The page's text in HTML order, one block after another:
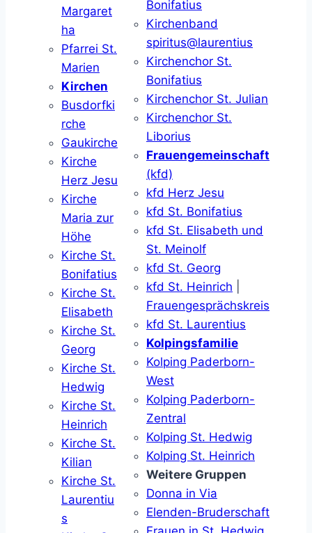
Margaret
ha
Pfarrei St.
Marien
Kirchen
Busdorfki
rche
Gaukirche
Kirche
Herz Jesu
Kirche
Maria zur
Höhe
Kirche St.
Bonifatius
Kirche St.
Elisabeth
Kirche St.
Georg
Kirche St.
Hedwig
Kirche St.
Heinrich
Kirche St.
Kilian
Kirche St.
Laurentiu
s
Bonifatius
Kirchenband
spiritus@laurentius
Kirchenchor St.
Bonifatius
Kirchenchor St. Julian
Kirchenchor St.
Liborius
Frauengemeinschaft
(kfd)
kfd Herz Jesu
kfd St. Bonifatius
kfd St. Elisabeth und
St. Meinolf
kfd St. Georg
kfd St. Heinrich
Frauengesprächskreis
kfd St. Laurentius
Kolpingsfamilie
Kolping Paderborn-
West
Kolping Paderborn-
Zentral
Kolping St. Hedwig
Kolping St. Heinrich
Weitere Gruppen
Donna in Via
Elenden-Bruderschaft